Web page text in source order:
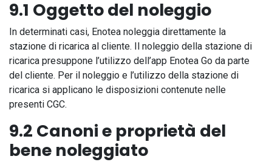
9.1 Oggetto del noleggio
In determinati casi, Enotea noleggia direttamente la
stazione di ricarica al cliente. Il noleggio della stazione di
ricarica presuppone l’utilizzo dell’app Enotea Go da parte
del cliente. Per il noleggio e l’utilizzo della stazione di
ricarica si applicano le disposizioni contenute nelle
presenti CGC.
9.2 Canoni e proprietà del
bene noleggiato